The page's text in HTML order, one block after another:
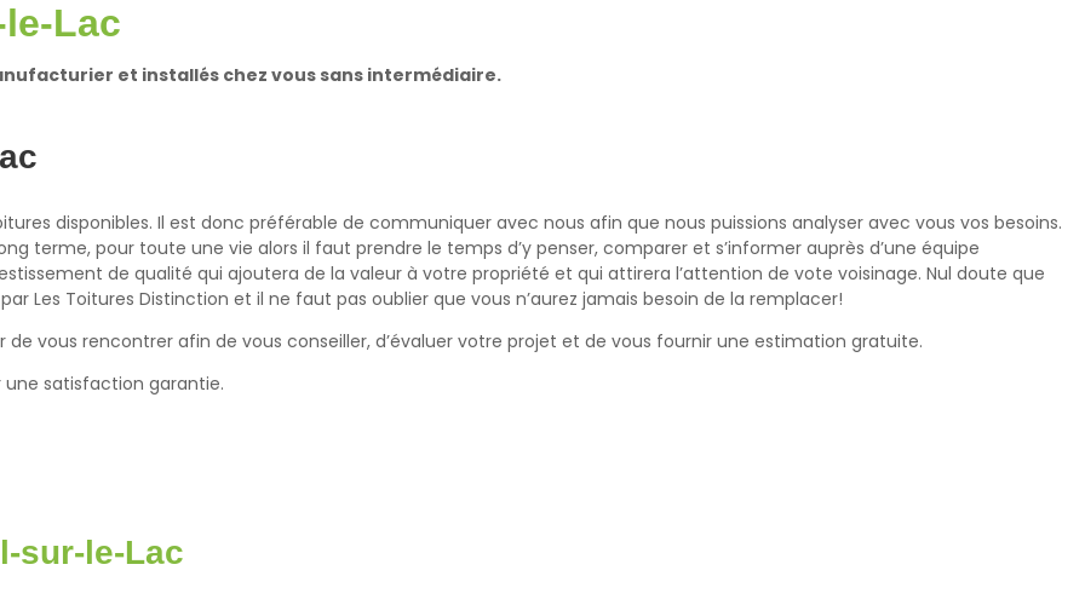
Lac
et installés chez vous sans intermédiaire.
disponibles. Il est donc préférable de communiquer avec nous afin que nous puissions analyser avec vous vos besoins.
terme, pour toute une vie alors il faut prendre le temps d’y penser, comparer et s’informer auprès d’une équipe
de qualité qui ajoutera de la valeur à votre propriété et qui attirera l’attention de vote voisinage. Nul doute que
Les Toitures Distinction et il ne faut pas oublier que vous n’aurez jamais besoin de la remplacer!
vous rencontrer afin de vous conseiller, d’évaluer votre projet et de vous fournir une estimation gratuite.
une satisfaction garantie.
sur-le-Lac